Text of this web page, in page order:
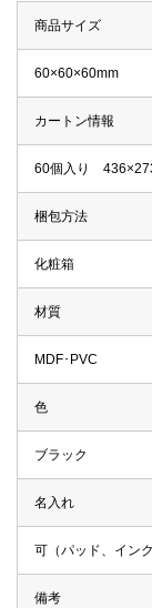
商品サイズ
60×60×60mm
カートン情報
60個入り
梱包方法
化粧箱
材質
MDF･PVC
色
ブラック
名入れ
可（パッド、イン
備考